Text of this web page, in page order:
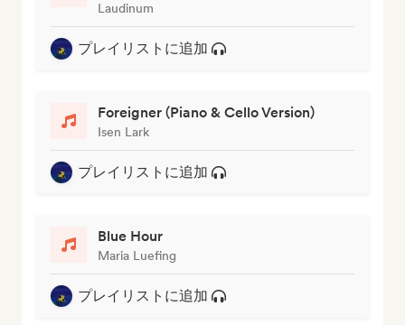
Laudinum
プレイリストに追加
Foreigner (Piano & Cello Version)
Isen Lark
プレイリストに追加
Blue Hour
Maria Luefing
プレイリストに追加